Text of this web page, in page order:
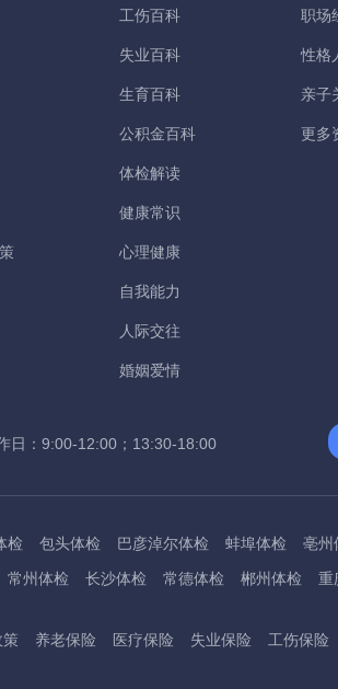
工伤百科
失业百科
生育百科
公积金百科
体检解读
健康常识
心理健康
自我能力
人际交往
婚姻爱情
职场
性格
亲子
更多
日：9:00-12:00；13:30-18:00
检 包头体检 巴彦淖尔体检 蚌埠体检 亳州
常州体检 长沙体检 常德体检 郴州体检 重
广元体检 贵阳体检 红河体检 邯郸体检
养老保险 医疗保险 失业保险 工伤保险